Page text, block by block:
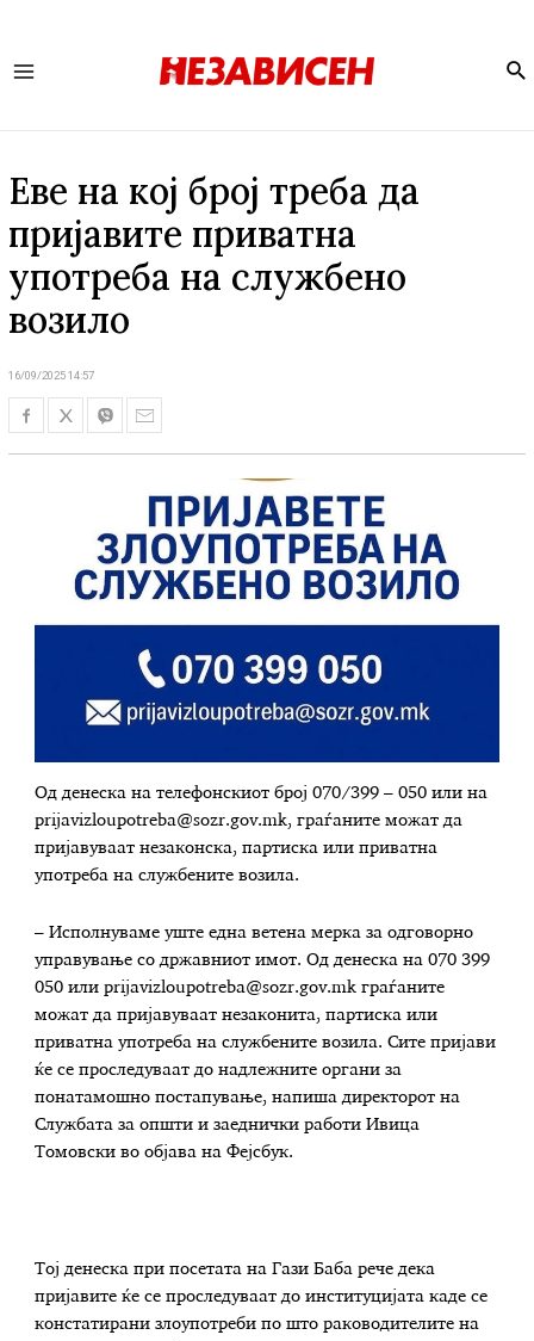
Еве на кој број треба да
пријавите приватна
употреба на службено
возило
16/09/2025 14:57
Од денеска на телефонскиот број 070/399 – 050 или на
prijavizloupotreba@sozr.gov.mk, граѓаните можат да
пријавуваат незаконска, партиска или приватна
употреба на службените возила.
– Исполнуваме уште една ветена мерка за одговорно
управување со државниот имот. Од денеска на 070 399
050 илиprijavizloupotreba@sozr.gov.mk граѓаните
можат да пријавуваат незаконита, партиска или
приватна употреба на службените возила. Сите пријави
ќе се проследуваат до надлежните органи за
понатамошно постапување, напиша директорот на
Службата за општи и заеднички работи Ивица
Томовски во објава на Фејсбук.
Тој денеска при посетата на Гази Баба рече дека
пријавите ќе се проследуваат до институцијата каде се
констатирани злоупотреби по што раководителите на